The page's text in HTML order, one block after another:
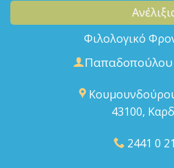
Φιλολογικό
Παπαδοπούλου
43100,
2441 0